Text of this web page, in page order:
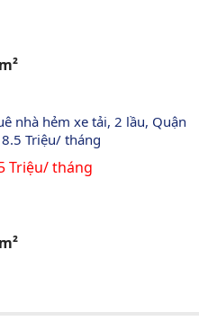
nhà hẻm xe tải, 2 lầu, Quận
Triệu/ tháng
Triệu/ tháng